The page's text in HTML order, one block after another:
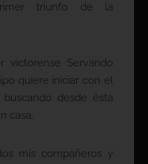
triunfo de la
victorense Servando
quiere iniciar con el
desde ésta
casa.
mis compañeros y